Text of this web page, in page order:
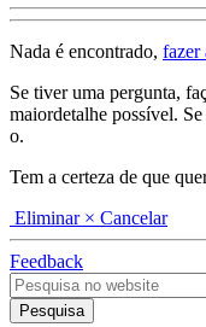
Nada é encontrado, fazer
Se tiver uma pergunta,
maiordetalhe possível.
o.
Tem a certeza de que
Eliminar × Cancelar
Feedback